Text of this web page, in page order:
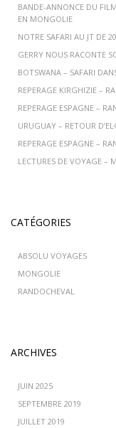
BANDE-ANNONCE DU
EN MONGOLIE
NOTRE SAFARI AU JT DE
GERRY NOUS RACONTE
BOTSWANA – SAFARI
REPERAGE KIRGHIZIE –
REPERAGE ESPAGNE –
URUGUAY – RETOUR
REPERAGE ESPAGNE –
LECTURES DE VOYAGE –
CATÉGORIES
ABSOLU VOYAGES
MONGOLIE
RANDOCHEVAL
ARCHIVES
JUIN 2025
SEPTEMBRE 2019
JUILLET 2019